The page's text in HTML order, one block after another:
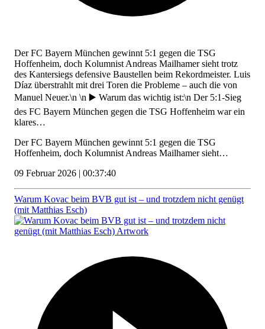
Der FC Bayern München gewinnt 5:1 gegen die TSG
Hoffenheim, doch Kolumnist Andreas Mailhamer sieht trotz
des Kantersiegs defensive Baustellen beim Rekordmeister. Luis
Díaz überstrahlt mit drei Toren die Probleme – auch die von
Manuel Neuer.\n \n ▶️ Warum das wichtig ist:\n Der 5:1-Sieg
des FC Bayern München gegen die TSG Hoffenheim war ein
klares…
Der FC Bayern München gewinnt 5:1 gegen die TSG
Hoffenheim, doch Kolumnist Andreas Mailhamer sieht…
09 Februar 2026 | 00:37:40
Warum Kovac beim BVB gut ist – und trotzdem nicht genügt
(mit Matthias Esch)